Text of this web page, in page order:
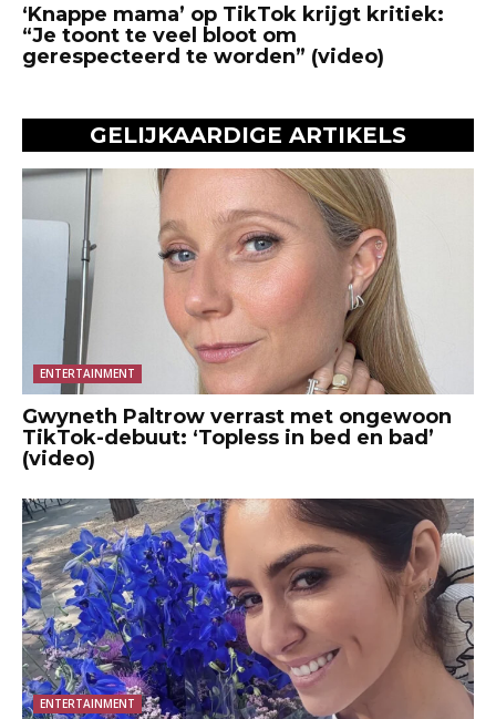
‘Knappe mama’ op TikTok krijgt kritiek:
“Je toont te veel bloot om
gerespecteerd te worden” (video)
GELIJKAARDIGE ARTIKELS
ENTERTAINMENT
Gwyneth Paltrow verrast met ongewoon
TikTok-debuut: ‘Topless in bed en bad’
(video)
ENTERTAINMENT